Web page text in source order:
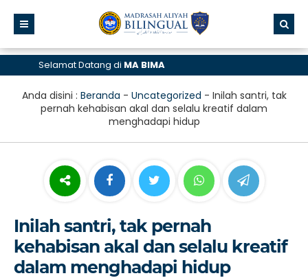
Selamat Datang diMA BIMA
Anda disini : Beranda - Uncategorized - Inilah santri, tak
pernah kehabisan akal dan selalu kreatif dalam
menghadapi hidup
Inilah santri, tak pernah
kehabisan akal dan selalu kreatif
dalam menghadapi hidup